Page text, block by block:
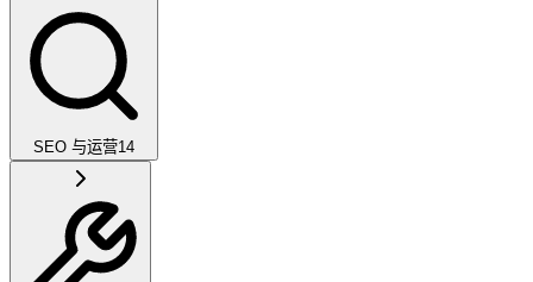
SEO 与运营14